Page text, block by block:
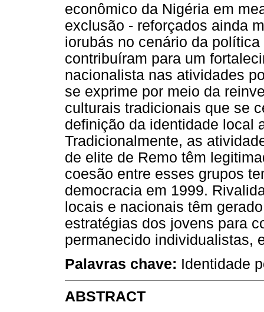
econômico da Nigéria em
exclusão - reforçados ainda
iorubás no cenário da
contribuíram para um
nacionalista nas atividades
se exprime por meio da
culturais tradicionais que se
definição da identidade local
Tradicionalmente, as
de elite de Remo têm
coesão entre esses grupos
democracia em 1999.
locais e nacionais têm
estratégias dos jovens para
permanecido individualistas,
Palavras chave: Identidade
ABSTRACT